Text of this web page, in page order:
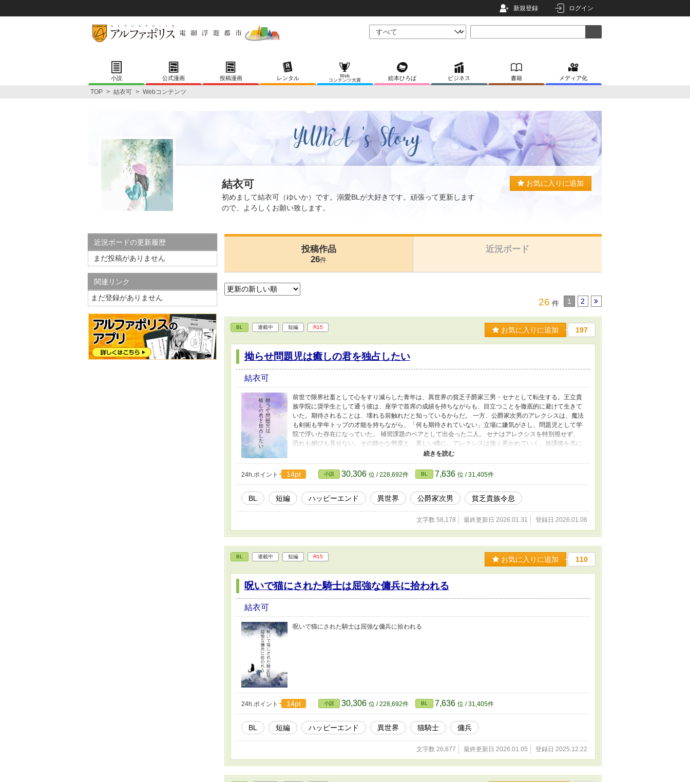
新規登録 ログイン
小説 公式漫画 投稿漫画 レンタル
Web
コンテンツ大賞
絵本ひろば ビジネス 書籍 メディア化
TOP > 結衣可 > Webコンテンツ
結衣可
初めまして結衣可（ゆいか）です。溺愛BLが大好きです。頑張って更新します
ので、よろしくお願い致します。
お気に入りに追加
投稿作品
26件
近況ボード
26 件 1 2
BL 連載中 短編 R15 お気に入りに追加 197
拗らせ問題児は癒しの君を独占したい
結衣可
前世で限界社畜として心をすり減らした青年は、異世界の貧乏子爵家三男・セナとして転生する。王立貴
族学院に奨学生として通う彼は、座学で首席の成績を持ちながらも、目立つことを徹底的に避けて生きて
いた。期待されることは、壊れる前触れだと知っているからだ。 一方、公爵家次男のアレクシスは、魔法
も剣術も学年トップの才能を持ちながら、「何も期待されていない」立場に嫌気がさし、問題児として学
院で浮いた存在になっていた。 補習課題のペアとして出会った二人。 セナはアレクシスを特別視せず、
恐れも媚びも見せない。その静かな態度と、美しい瞳に、アレクシスは強く惹かれていく。放課後を共に
過ごすうち、アレクシスはセナを守りたいと思い始める。 身分差と噂、そしてセナが隠す“癒やしの光魔
を唯一の居場所として見つけていく。 これは、静かに生きたい少年と、選ばれたかった少年が出会った物
語。
24h.ポイント 14pt 小説 30,306 位 / 228,692件 BL 7,636 位 / 31,405件
BL 短編 ハッピーエンド 異世界 公爵家次男 貧乏貴族令息
文字数 58,178 最終更新日 2026.01.31 登録日 2026.01.06
BL 連載中 短編 R15 お気に入りに追加 110
呪いで猫にされた騎士は屈強な傭兵に拾われる
結衣可
呪いで猫にされた騎士は屈強な傭兵に拾われる
24h.ポイント 14pt 小説 30,306 位 / 228,692件 BL 7,636 位 / 31,405件
BL 短編 ハッピーエンド 異世界 猫騎士 傭兵
文字数 26,877 最終更新日 2026.01.05 登録日 2025.12.22
近況ボードの更新履歴
まだ投稿がありません
関連リンク
まだ登録がありません